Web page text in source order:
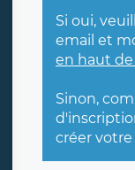
Si oui,
email et
en haut
Sinon,
créer